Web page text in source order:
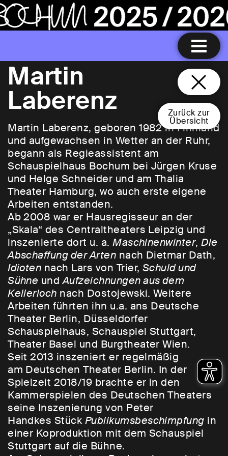
Zurück zur
Übersicht
Martin
Laberenz
Martin Laberenz, geboren 1982 in Finnland
und aufgewachsen in Wetter an der Ruhr,
begann als Regieassistent am
Schauspielhaus Bochum bei Jürgen Kruse
und Helge Schneider und am Thalia
Theater Hamburg, wo auch erste eigene
Arbeiten entstanden.
Ab 2008 war er Hausregisseur an der
„Skala“ des Centraltheaters Leipzig und
inszenierte dort u. a.Maschinenwinter,Die
Abschaffung der Arten nach Dietmar Dath,
Idioten nach Lars von Trier, Schuld und
Sühne undAufzeichnungen aus dem
Kellerloch nach Dostojewski. Weitere
Arbeiten führten ihn u.a. ans Deutsche
Theater Berlin, Düsseldorfer
Schauspielhaus, Schauspiel Stuttgart,
Theater Basel und Burgtheater Wien.
Seit 2013 inszeniert er regelmäßig
am Deutschen Theater Berlin. In der
Spielzeit 2018/19 brachte er in den
Kammerspielen des Deutschen Theaters
seine Inszenierung von Peter
Handkes StückPublikumsbeschimpfung in
einer Koproduktion mit dem Schauspiel
Stuttgart auf die Bühne.